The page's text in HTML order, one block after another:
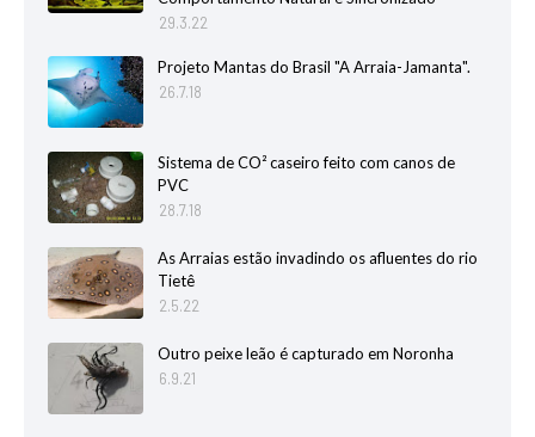
29.3.22
Projeto Mantas do Brasil "A Arraia-Jamanta".
26.7.18
Sistema de CO² caseiro feito com canos de
PVC
28.7.18
As Arraias estão invadindo os afluentes do rio
Tietê
2.5.22
Outro peixe leão é capturado em Noronha
6.9.21